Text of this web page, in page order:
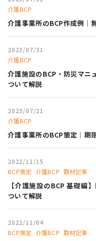
介護BCP
介護事業所のBCP作成例｜
2023/07/31
介護BCP
介護施設のBCP・防災マニ
ついて解説
2023/07/21
介護BCP
介護事業所のBCP策定｜期
2022/11/15
BCP策定 介護BCP 取材記事
【介護施設のBCP 基礎編
ついて解説
2022/11/04
BCP策定 介護BCP 取材記事